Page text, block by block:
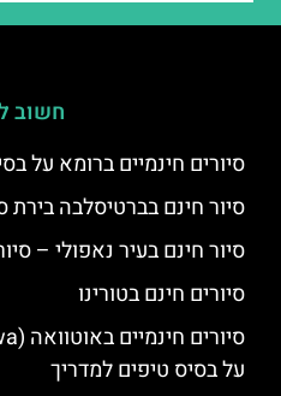
חשוב
סיורים חינמיים ברומא על
סיור חינם בברטיסלבה בירת
סיור חינם בעיר נאפולי –
סיורים חינם בטורינו
על בסיס טיפים למדריך